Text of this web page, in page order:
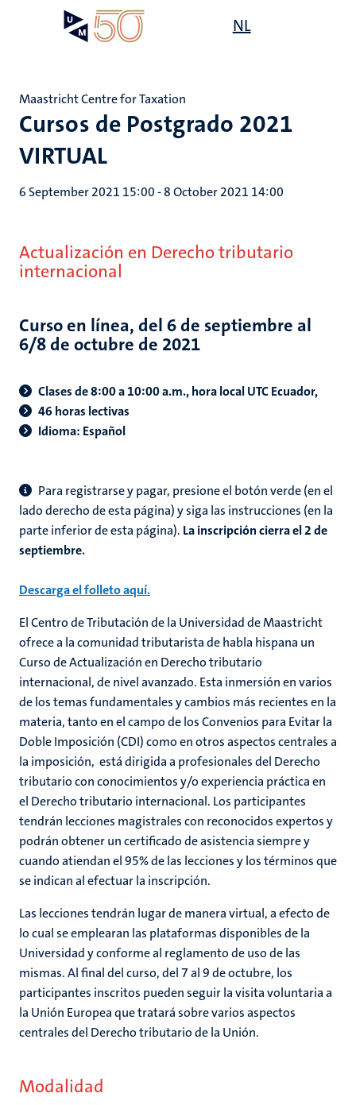
NL
Cursos de Postgrado 2021
VIRTUAL
Maastricht Centre for Taxation
6 September 2021 15:00-8 October 2021 14:00
Actualización en Derecho tributario
internacional
Curso en línea, del 6 de septiembre al
6/8 de octubre de 2021
Clases de 8:00 a 10:00 a.m., hora local UTC Ecuador,
46 horas lectivas
Idioma: Español
Para registrarse y pagar, presione el botón verde (en el
lado derecho de esta página) y siga las instrucciones (en la
parte inferior de esta página). La inscripción cierra el 2 de
septiembre.
Descarga el folleto aquí.
El Centro de Tributación de la Universidad de Maastricht
ofrece a la comunidad tributarista de habla hispana un
Curso de Actualización en Derecho tributario
internacional, de nivel avanzado. Esta inmersión en varios
de los temas fundamentales y cambios más recientes en la
materia, tanto en el campo de los Convenios para Evitar la
Doble Imposición (CDI) como en otros aspectos centrales a
la imposición, está dirigida a profesionales del Derecho
tributario con conocimientos y/o experiencia práctica en
el Derecho tributario internacional. Los participantes
tendrán lecciones magistrales con reconocidos expertos y
podrán obtener un certificado de asistencia siempre y
cuando atiendan el 95% de las lecciones y los términos que
se indican al efectuar la inscripción.
Las lecciones tendrán lugar de manera virtual, a efecto de
lo cual se emplearan las plataformas disponibles de la
Universidad y conforme al reglamento de uso de las
mismas. Al final del curso, del 7 al 9 de octubre, los
participantes inscritos pueden seguir la visita voluntaria a
la Unión Europea que tratará sobre varios aspectos
centrales del Derecho tributario de la Unión.
Modalidad